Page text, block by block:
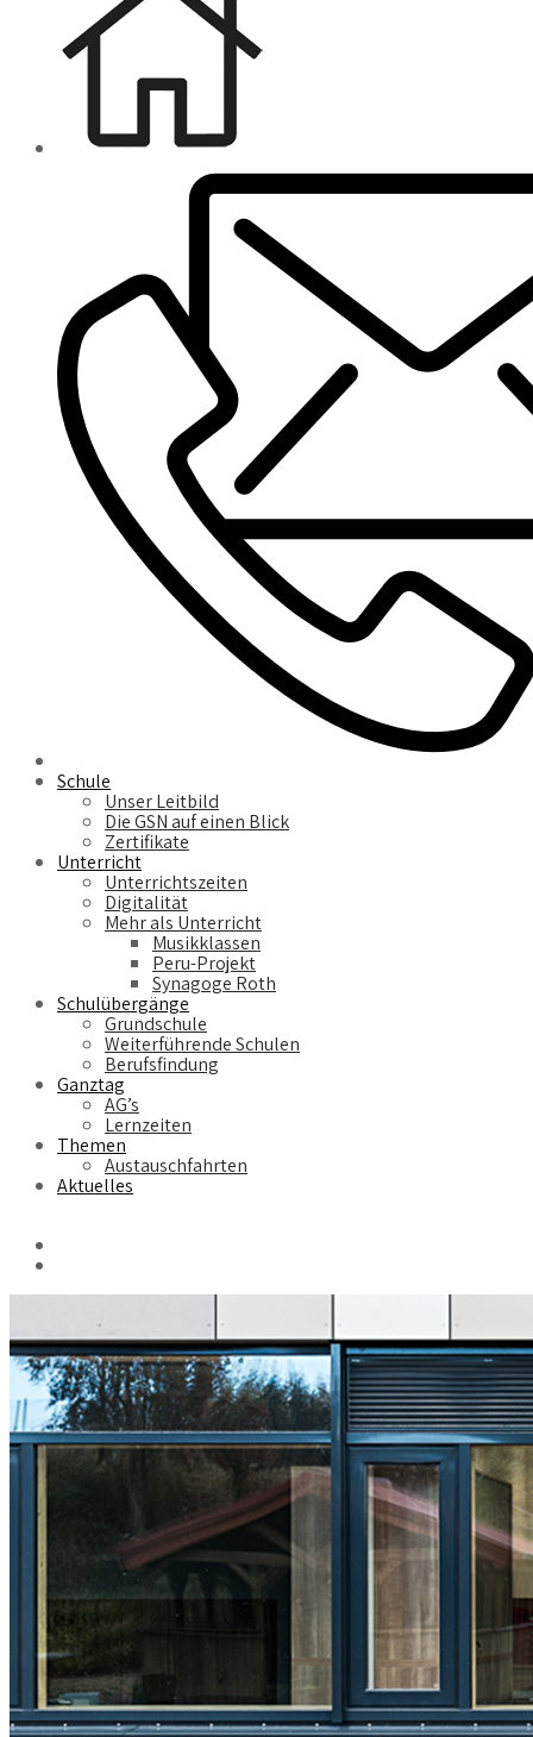
Schule
Unser Leitbild
Die GSN auf einen Blick
Zertifikate
Unterricht
Unterrichtszeiten
Digitalität
Mehr als Unterricht
Musikklassen
Peru-Projekt
Synagoge Roth
Schulübergänge
Grundschule
Weiterführende Schulen
Berufsfindung
Ganztag
AG’s
Lernzeiten
Themen
Austauschfahrten
Aktuelles